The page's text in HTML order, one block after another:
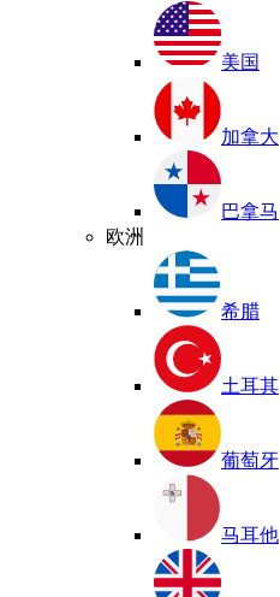
美国
加拿大
巴拿马
欧洲
希腊
土耳其
葡萄牙
马耳他